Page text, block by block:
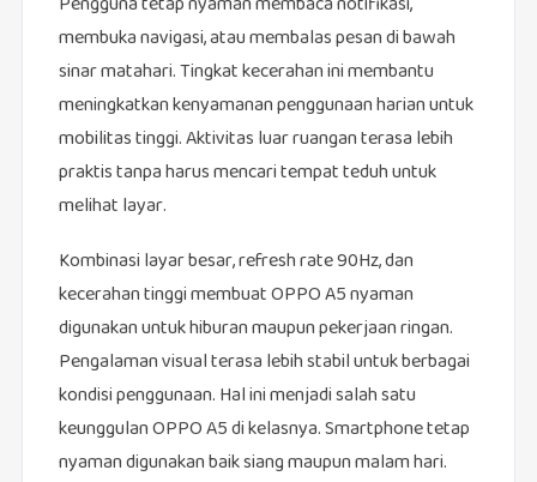
membuka navigasi, atau membalas pesan di bawah
sinar matahari. Tingkat kecerahan ini membantu
meningkatkan kenyamanan penggunaan harian untuk
mobilitas tinggi. Aktivitas luar ruangan terasa lebih
praktis tanpa harus mencari tempat teduh untuk
melihat layar.
Kombinasi layar besar, refresh rate 90Hz, dan
kecerahan tinggi membuat OPPO A5 nyaman
digunakan untuk hiburan maupun pekerjaan ringan.
Pengalaman visual terasa lebih stabil untuk berbagai
kondisi penggunaan. Hal ini menjadi salah satu
keunggulan OPPO A5 di kelasnya. Smartphone tetap
nyaman digunakan baik siang maupun malam hari.